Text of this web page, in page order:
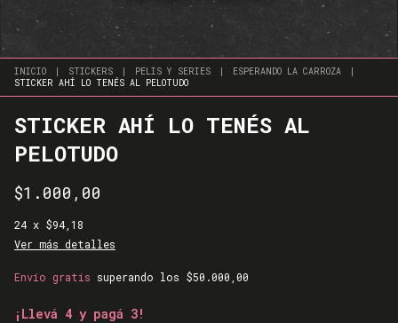
INICIO | STICKERS | PELIS Y SERIES | ESPERANDO LA CARROZA
|
STICKER AHÍ LO TENÉS AL PELOTUDO
STICKER AHÍ LO TENÉS AL
PELOTUDO
$1.000,00
24 x $94,18
Ver más detalles
Envío gratis superando los $50.000,00
¡Llevá 4 y pagá 3!